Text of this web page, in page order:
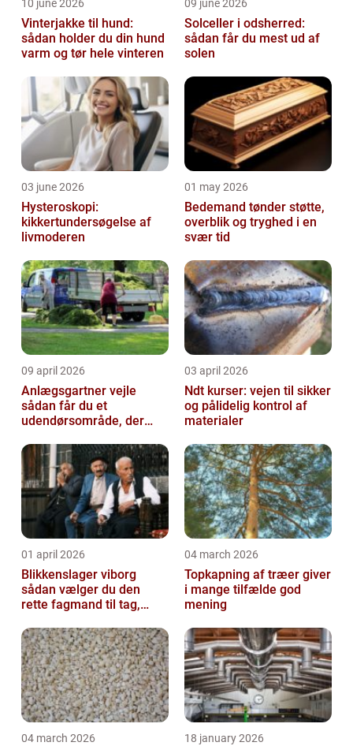
10 june 2026
Vinterjakke til hund:
sådan holder du din hund
varm og tør hele vinteren
09 june 2026
Solceller i odsherred:
sådan får du mest ud af
solen
03 june 2026
Hysteroskopi:
kikkertundersøgelse af
livmoderen
01 may 2026
Bedemand tønder støtte,
overblik og tryghed i en
svær tid
09 april 2026
Anlægsgartner vejle
sådan får du et
udendørsområde, der
03 april 2026
Ndt kurser: vejen til sikker
og pålidelig kontrol af
materialer
01 april 2026
Blikkenslager viborg
sådan vælger du den
rette fagmand til tag,
04 march 2026
Topkapning af træer giver
i mange tilfælde god
mening
04 march 2026 18 january 2026